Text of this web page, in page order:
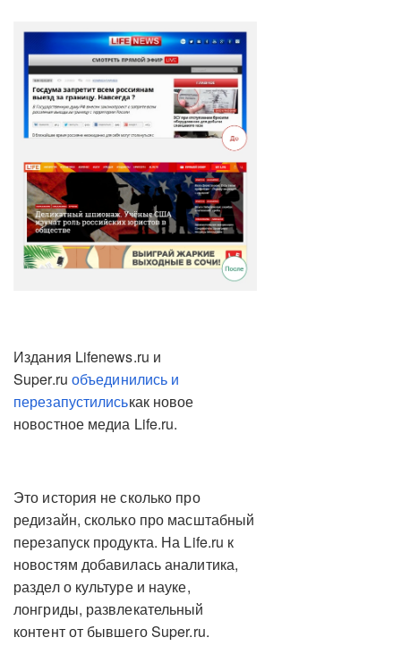
Издания Lifenews.ru и
Super.ru объединились и
перезапустилиськак новое
новостное медиа Life.ru.
Это история не сколько про
редизайн, сколько про масштабный
перезапуск продукта. На Life.ru к
новостям добавилась аналитика,
раздел о культуре и науке,
лонгриды, развлекательный
контент от бывшего Super.ru.